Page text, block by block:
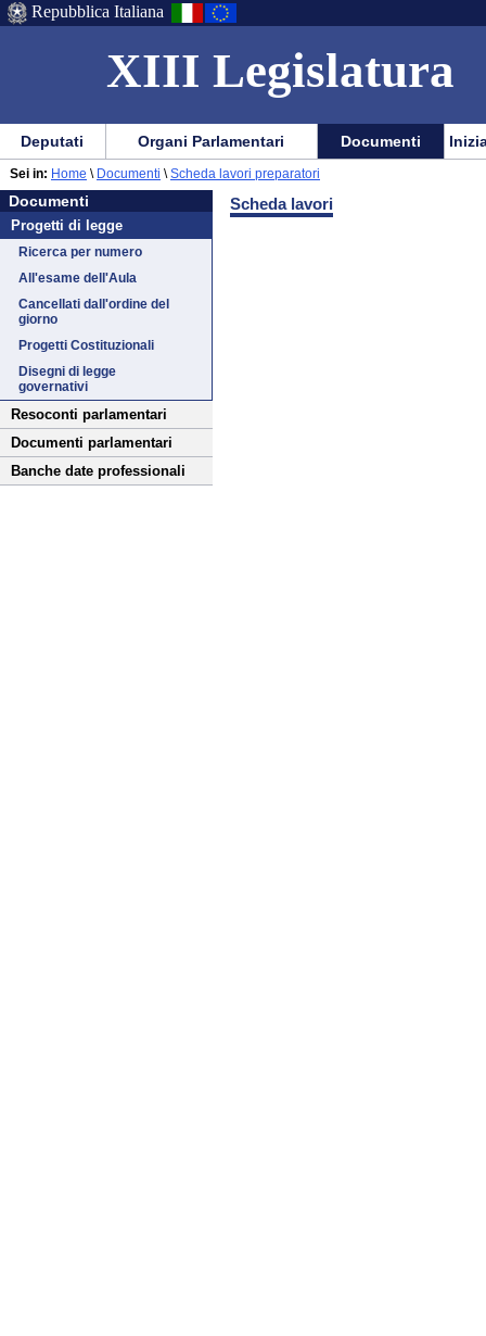
XIII Legislatura
Menu
di
ausilio
alla
navigazione
Vai
Menu
di
navigazione
principale
Repubblica Italiana
Menu
di
navigazione
principale
Vai
menu
di
sezione
Deputati Organi Parlamentari Documenti
Documenti
Vai
al
contenuto
Documenti
Progetti di legge
Ricerca per numero
All'esame dell'Aula
Cancellati dall'ordine del
giorno
Progetti Costituzionali
Disegni di legge
governativi
Resoconti parlamentari
Documenti parlamentari
Banche date professionali
Sei in: Home \ Documenti \ Scheda lavori preparatori
Scheda lavori